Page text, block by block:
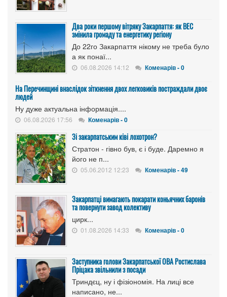
Два роки першому вітряку Закарпаття: як ВЕС
змінила громаду та енергетику регіону
До 22го Закарпаття нікому не треба було
а як понаї...
06.08.2026 14:12 Коменарів - 0
На Перечинщині внаслідок зіткнення двох легковиків постраждали двоє
людей
Ну дуже актуальна інформація....
06.08.2026 17:56 Коменарів - 0
Зі закарпатським ківі лохотрон?
Стратон - гівно був, є і буде. Даремно я
його не п...
05.06.2012 12:23 Коменарів - 49
Закарпатці вимагають покарати коньячних баронів
та повернути завод колективу
цирк...
01.08.2026 14:33 Коменарів - 0
Заступника голови Закарпатської ОВА Ростислава
Пріцака звільнили з посади
Триндєц, ну і фізіономія. На лиці все
написано, не...